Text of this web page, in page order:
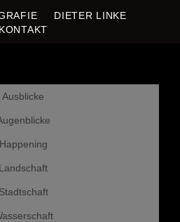
DIETER LINKE
KONTAKTLINKE
Ausblicke
Happening
Landschaft
Stadtschaft